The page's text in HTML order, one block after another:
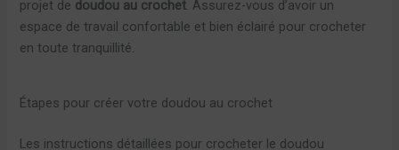
projet de doudou au crochet. Assurez-vous d’avoir un
espace de travail confortable et bien éclairé pour crocheter
en toute tranquillité.
Étapes pour créer votre doudou au crochet
Les instructions détaillées pour crocheter le doudou